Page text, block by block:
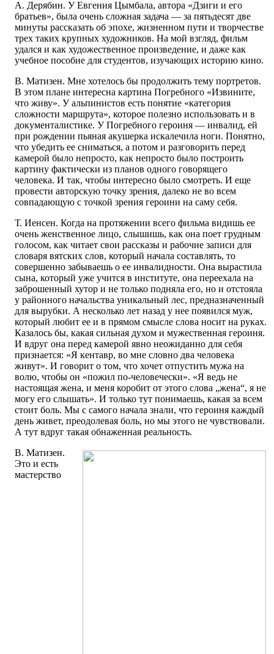
А. Дерябин. У Евгения Цымбала, автора «Дзиги и его
братьев», была очень сложная задача — за пятьдесят две
минуты рассказать об эпохе, жизненном пути и творчестве
трех таких крупных художников. На мой взгляд, фильм
удался и как художественное произведение, и даже как
учебное пособие для студентов, изучающих историю кино.
В. Матизен. Мне хотелось бы продолжить тему портретов.
В этом плане интересна картина Погребного «Извините,
что живу». У альпинистов есть понятие «категория
сложности маршрута», которое полезно использовать и в
документалистике. У Погребного героиня — инвалид, ей
при рождении пьяная акушерка искалечила ноги. Понятно,
что убедить ее сниматься, а потом и разговорить перед
камерой было непросто, как непросто было построить
картину фактически из планов одного говорящего
человека. И так, чтобы интересно было смотреть. И еще
провести авторскую точку зрения, далеко не во всем
совпадающую с точкой зрения героини на саму себя.
Т. Иенсен. Когда на протяжении всего фильма видишь ее
очень женственное лицо, слышишь, как она поет грудным
голосом, как читает свои рассказы и рабочие записи для
словаря вятских слов, который начала составлять, то
совершенно забываешь о ее инвалидности. Она вырастила
сына, который уже учится в институте, она переехала на
заброшенный хутор и не только подняла его, но и отстояла
у районного начальства уникальный лес, предназначенный
для вырубки. А несколько лет назад у нее появился муж,
который любит ее и в прямом смысле слова носит на руках.
Казалось бы, какая сильная духом и мужественная героиня.
И вдруг она перед камерой явно неожиданно для себя
признается: «Я кентавр, во мне словно два человека
живут». И говорит о том, что хочет отпустить мужа на
волю, чтобы он «пожил по-человечески». «Я ведь не
настоящая жена, и меня коробит от этого слова „жена“, я не
могу его слышать». И только тут понимаешь, какая за всем
стоит боль. Мы с самого начала знали, что героиня каждый
день живет, преодолевая боль, но мы этого не чувствовали.
А тут вдруг такая обнаженная реальность.
В. Матизен.
Это и есть
мастерство